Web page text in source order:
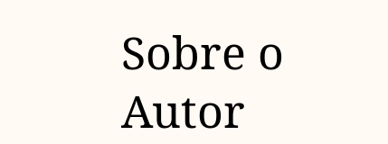
Sobre o
Autor